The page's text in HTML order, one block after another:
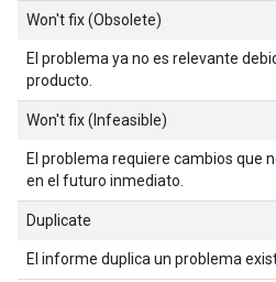
Won't fix (Obsolete)
El problema ya no es relevante
producto.
Won't fix (Infeasible)
El problema requiere cambios que
en el futuro inmediato.
Duplicate
El informe duplica un problema